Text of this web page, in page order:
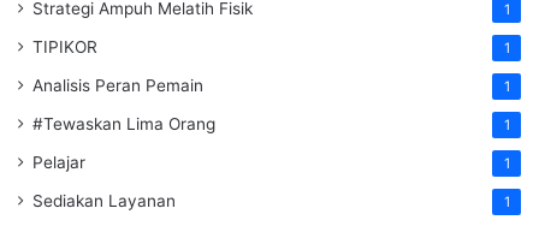
Strategi Ampuh Melatih Fisik 1
TIPIKOR 1
Analisis Peran Pemain 1
#Tewaskan Lima Orang 1
Pelajar 1
Sediakan Layanan 1